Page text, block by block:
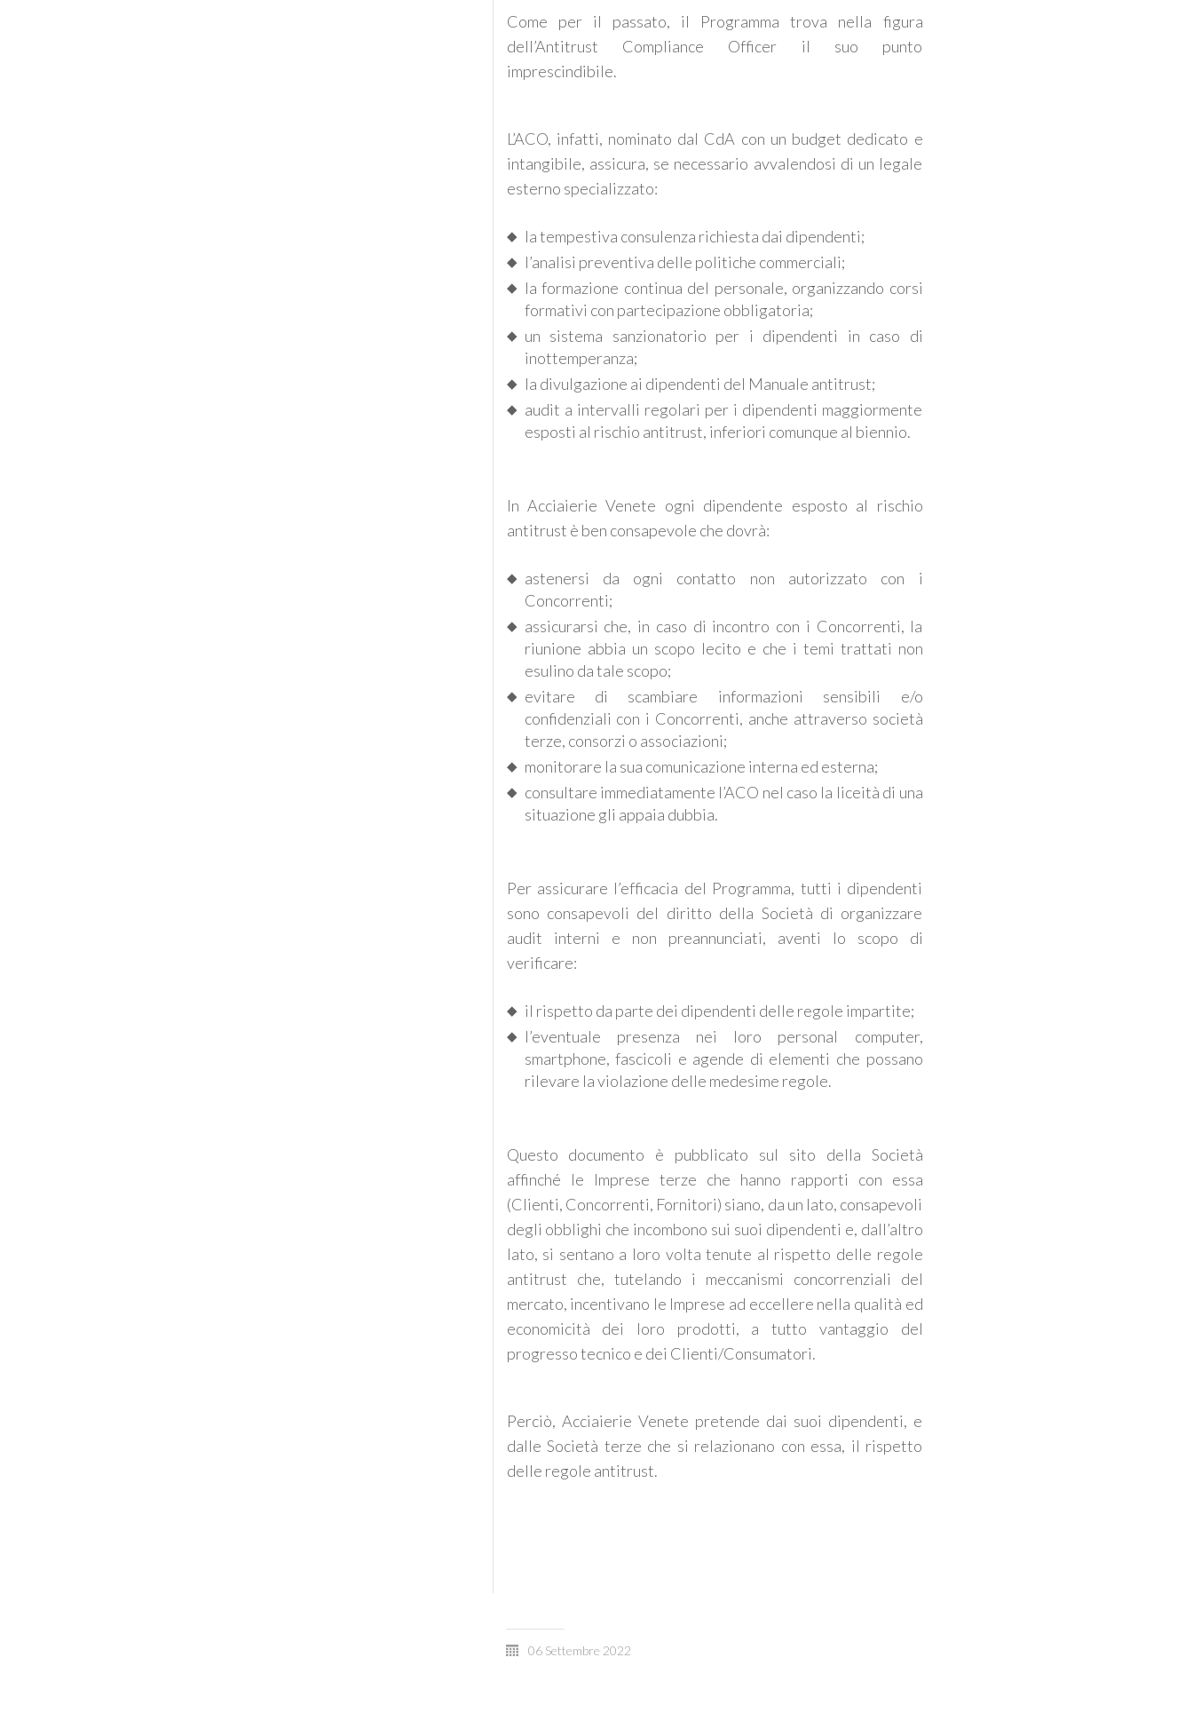
Come per il passato, il Programma trova nella figura
dell’Antitrust Compliance Officer il suo punto
imprescindibile.
L’ACO, infatti, nominato dal CdA con un budget dedicato e
intangibile, assicura, se necessario avvalendosi di un legale
esterno specializzato:
la tempestiva consulenza richiesta dai dipendenti;
l’analisi preventiva delle politiche commerciali;
la formazione continua del personale, organizzando corsi
formativi con partecipazione obbligatoria;
un sistema sanzionatorio per i dipendenti in caso di
inottemperanza;
la divulgazione ai dipendenti del Manuale antitrust;
audit a intervalli regolari per i dipendenti maggiormente
esposti al rischio antitrust, inferiori comunque al biennio.
In Acciaierie Venete ogni dipendente esposto al rischio
antitrust è ben consapevole che dovrà:
astenersi da ogni contatto non autorizzato con i
Concorrenti;
assicurarsi che, in caso di incontro con i Concorrenti, la
riunione abbia un scopo lecito e che i temi trattati non
esulino da tale scopo;
evitare di scambiare informazioni sensibili e/o
confidenziali con i Concorrenti, anche attraverso società
terze, consorzi o associazioni;
monitorare la sua comunicazione interna ed esterna;
consultare immediatamente l’ACO nel caso la liceità di una
situazione gli appaia dubbia.
Per assicurare l’efficacia del Programma, tutti i dipendenti
sono consapevoli del diritto della Società di organizzare
audit interni e non preannunciati, aventi lo scopo di
verificare:
il rispetto da parte dei dipendenti delle regole impartite;
l’eventuale presenza nei loro personal computer,
smartphone, fascicoli e agende di elementi che possano
rilevare la violazione delle medesime regole.
Questo documento è pubblicato sul sito della Società
affinché le Imprese terze che hanno rapporti con essa
(Clienti, Concorrenti, Fornitori) siano, da un lato, consapevoli
degli obblighi che incombono sui suoi dipendenti e, dall’altro
lato, si sentano a loro volta tenute al rispetto delle regole
antitrust che, tutelando i meccanismi concorrenziali del
mercato, incentivano le Imprese ad eccellere nella qualità ed
economicità dei loro prodotti, a tutto vantaggio del
progresso tecnico e dei Clienti/Consumatori.
Perciò, Acciaierie Venete pretende dai suoi dipendenti, e
dalle Società terze che si relazionano con essa, il rispetto
delle regole antitrust.
06 Settembre 2022